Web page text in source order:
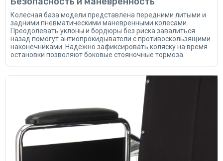
Колесная база модели представлена передними литыми и
задними пневматическими маневренными колесами.
Преодолевать уклоны и бордюры без риска завалиться
назад помогут антиопрокидыватели с противоскользящими
наконечниками. Надежно зафиксировать коляску на время
остановки позволяют боковые стояночные тормоза.